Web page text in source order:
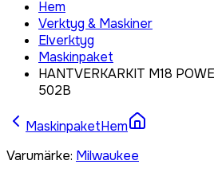
Hem
Verktyg & Maskiner
Elverktyg
Maskinpaket
HANTVERKARKIT M18
502B
MaskinpaketHem
Varumärke: Milwaukee